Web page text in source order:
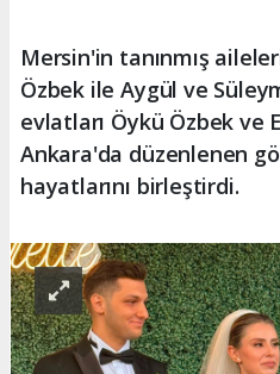
Mersin'in tanınmış
Özbek ile Aygül ve
evlatları Öykü Özbek ve
Ankara'da düzenlenen
hayatlarını birleştirdi.